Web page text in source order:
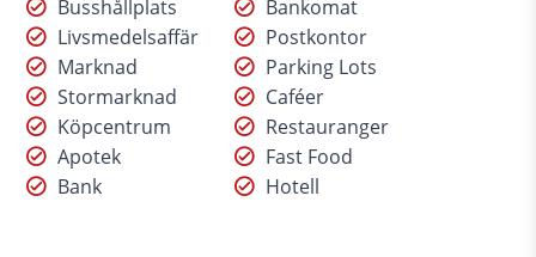
Busshållplats
Livsmedelsaffär
Marknad
Stormarknad
Köpcentrum
Apotek
Bank
Bankomat
Postkontor
Parking Lots
Caféer
Restauranger
Fast Food
Hotell